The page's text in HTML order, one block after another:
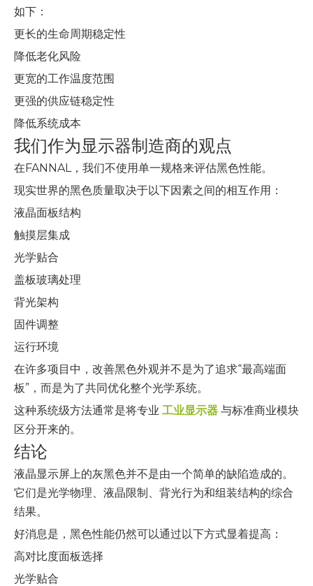
如下：
更长的生命周期稳定性
降低老化风险
更宽的工作温度范围
更强的供应链稳定性
降低系统成本
我们作为显示器制造商的观点
在FANNAL，我们不使用单一规格来评估黑色性能。
现实世界的黑色质量取决于以下因素之间的相互作用：
液晶面板结构
触摸层集成
光学贴合
盖板玻璃处理
背光架构
固件调整
运行环境
在许多项目中，改善黑色外观并不是为了追求“最高端面
板”，而是为了共同优化整个光学系统。
这种系统级方法通常是将专业 工业显示器 与标准商业模块
区分开来的。
结论
液晶显示屏上的灰黑色并不是由一个简单的缺陷造成的。
它们是光学物理、液晶限制、背光行为和组装结构的综合
结果。
好消息是，黑色性能仍然可以通过以下方式显着提高：
高对比度面板选择
光学贴合